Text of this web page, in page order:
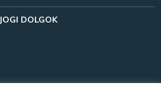
JOGI DOLGOK